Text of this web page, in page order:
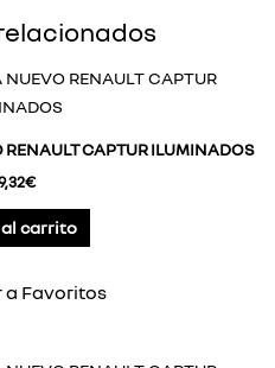
RENAULT CAPTUR ILUMINADOS
€
carrito
a Favoritos